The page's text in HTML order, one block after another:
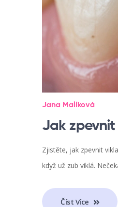
Jana Malíková
Jak zpevnit
Zjistěte, jak zpevnit
když už zub viklá.
Číst Více